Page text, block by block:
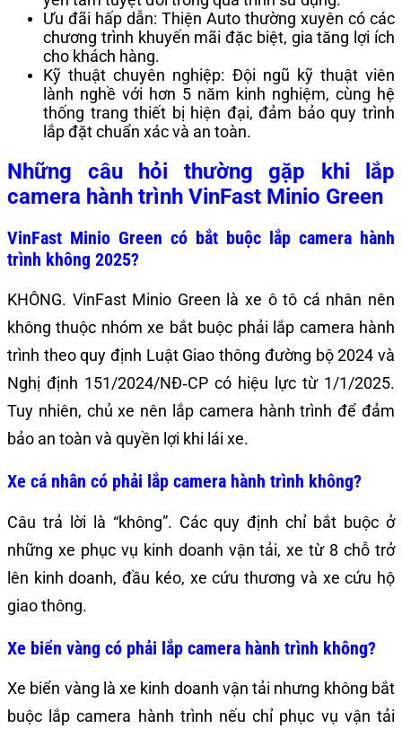
Ưu đãi hấp dẫn: Thiện Auto thường xuyên có các
chương trình khuyến mãi đặc biệt, gia tăng lợi ích
cho khách hàng.
Kỹ thuật chuyên nghiệp: Đội ngũ kỹ thuật viên
lành nghề với hơn 5 năm kinh nghiệm, cùng hệ
thống trang thiết bị hiện đại, đảm bảo quy trình
lắp đặt chuẩn xác và an toàn.
Những câu hỏi thường gặp khi lắp
camera hành trình VinFast Minio Green
VinFast Minio Green có bắt buộc lắp camera hành
trình không 2025?
KHÔNG. VinFast Minio Green là xe ô tô cá nhân nên
không thuộc nhóm xe bắt buộc phải lắp camera hành
trình theo quy định Luật Giao thông đường bộ 2024 và
Nghị định 151/2024/NĐ‑CP có hiệu lực từ 1/1/2025.
Tuy nhiên, chủ xe nên lắp camera hành trình để đảm
bảo an toàn và quyền lợi khi lái xe.
Xe cá nhân có phải lắp camera hành trình không?
Câu trả lời là “không”. Các quy định chỉ bắt buộc ở
những xe phục vụ kinh doanh vận tải, xe từ 8 chỗ trở
lên kinh doanh, đầu kéo, xe cứu thương và xe cứu hộ
giao thông.
Xe biển vàng có phải lắp camera hành trình không?
Xe biển vàng là xe kinh doanh vận tải nhưng không bắt
buộc lắp camera hành trình nếu chỉ phục vụ vận tải